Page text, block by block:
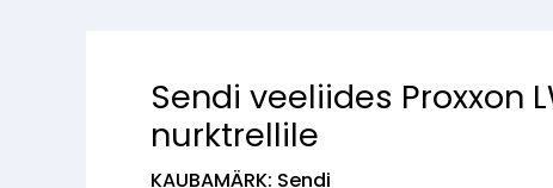
Sendi veeliides Proxxon
nurktrellile
KAUBAMÄRK: Sendi